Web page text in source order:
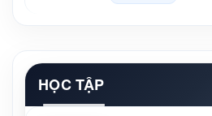
HỌC TẬP